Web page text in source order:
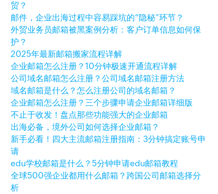
贸？
邮件，企业出海过程中容易踩坑的“隐秘”环节？
外贸业务员邮箱被黑案例分析：客户订单信息如何保
护？
2025年最新邮箱搬家流程详解
企业邮箱怎么注册？10分钟极速开通流程详解
公司域名邮箱怎么注册？公司域名邮箱注册方法
域名邮箱是什么？怎么注册公司的域名邮箱？
企业邮箱怎么注册？三个步骤申请企业邮箱详细版
不止于收发！盘点那些功能强大的企业邮箱
出海必备，境外公司如何选择企业邮箱？
新手必看！四大主流邮箱注册指南：3分钟搞定账号申
请
edu学校邮箱是什么？5分钟申请edu邮箱教程
全球500强企业都用什么邮箱？跨国公司邮箱选择分
析